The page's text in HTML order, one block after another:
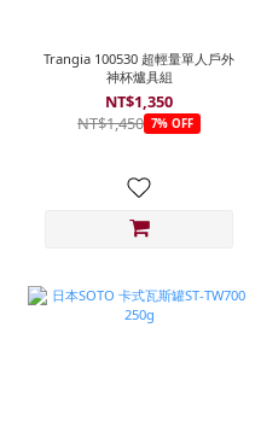
Trangia 100530 超輕量單人戶外
神杯爐具組
NT$1,350
NT$1,450 7% OFF